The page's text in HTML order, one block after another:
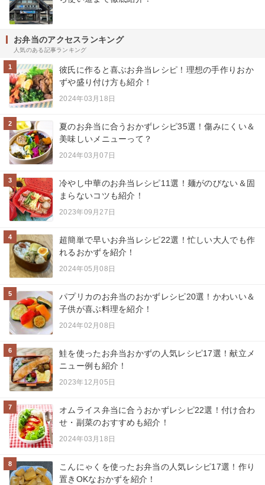
お弁当のアクセスランキング
人気のある記事ランキング
1
彼氏に作ると喜ぶお弁当レシピ！理想の手作りおか
ずや盛り付け方も紹介！
2024年03月18日
2
夏のお弁当に合うおかずレシピ35選！傷みにくい＆
美味しいメニューって？
2024年03月07日
3
冷やし中華のお弁当レシピ11選！麺がのびない＆固
まらないコツも紹介！
2023年09月27日
4
超簡単で早いお弁当レシピ22選！忙しい大人でも作
れるおかずを紹介！
2024年05月08日
5
パプリカのお弁当のおかずレシピ20選！かわいい＆
子供が喜ぶ料理を紹介！
2024年02月08日
6
鮭を使ったお弁当おかずの人気レシピ17選！献立メ
ニュー例も紹介！
2023年12月05日
7
オムライス弁当に合うおかずレシピ22選！付け合わ
せ・副菜のおすすめも紹介！
2024年03月18日
8
こんにゃくを使ったお弁当の人気レシピ17選！作り
置きOKなおかずを紹介！